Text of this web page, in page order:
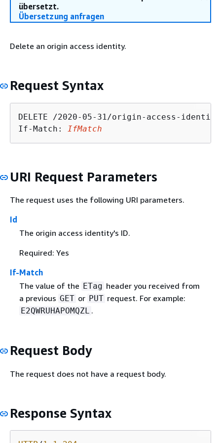
übersetzt.
Übersetzung anfragen
Delete an origin access identity.
Request Syntax
DELETE /2020-05-31/origin-access-
If-Match:
IfMatch
URI Request Parameters
The request uses the following URI parameters.
Id
The origin access identity's ID.
Required: Yes
If-Match
The value of the ETag header you received from
a previous GET or PUT request. For example:
E2QWRUHAPOMQZL .
Request Body
The request does not have a request body.
Response Syntax